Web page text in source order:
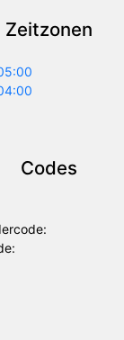
Zeitzonen
Codes